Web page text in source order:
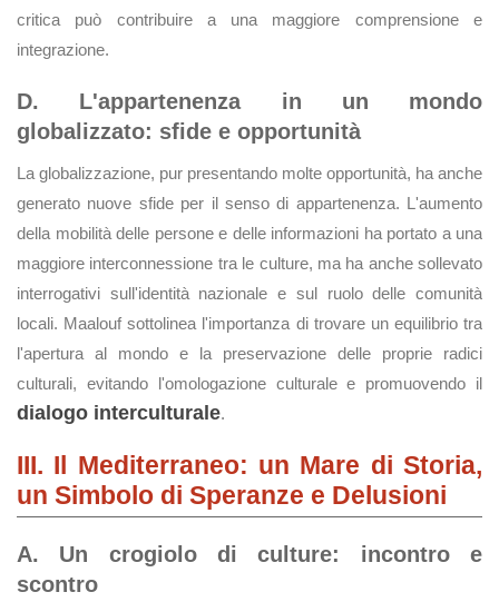
critica può contribuire a una maggiore comprensione e
integrazione.
D. L'appartenenza in un mondo
globalizzato: sfide e opportunità
La globalizzazione, pur presentando molte opportunità, ha anche
generato nuove sfide per il senso di appartenenza. L'aumento
della mobilità delle persone e delle informazioni ha portato a una
maggiore interconnessione tra le culture, ma ha anche sollevato
interrogativi sull'identità nazionale e sul ruolo delle comunità
locali. Maalouf sottolinea l'importanza di trovare un equilibrio tra
l'apertura al mondo e la preservazione delle proprie radici
culturali, evitando l'omologazione culturale e promuovendo il
dialogo interculturale.
III. Il Mediterraneo: un Mare di Storia,
un Simbolo di Speranze e Delusioni
A. Un crogiolo di culture: incontro e
scontro